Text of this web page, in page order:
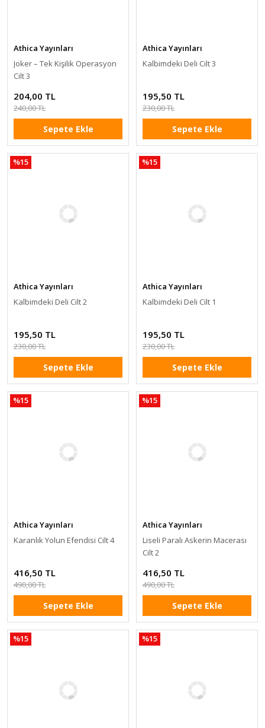
Athica Yayınları
Joker – Tek Kişilik Operasyon
Cilt 3
204,00 TL
240,00 TL
Sepete Ekle
Athica Yayınları
Kalbimdeki Deli Cilt 3
195,50 TL
230,00 TL
Sepete Ekle
%15
Athica Yayınları
Kalbimdeki Deli Cilt 2
195,50 TL
230,00 TL
Sepete Ekle
%15
Athica Yayınları
Kalbimdeki Deli Cilt 1
195,50 TL
230,00 TL
Sepete Ekle
%15
Athica Yayınları
Karanlık Yolun Efendisi Cilt 4
416,50 TL
490,00 TL
Sepete Ekle
%15
Athica Yayınları
Liseli Paralı Askerin Macerası
Cilt 2
416,50 TL
490,00 TL
Sepete Ekle
%15 %15